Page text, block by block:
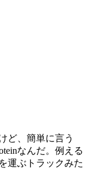
ど、簡単に言う
なんだ。例える
運ぶトラックみた